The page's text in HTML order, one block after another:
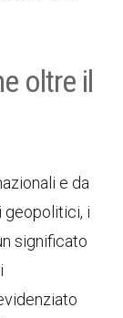
oltre il
e da
geopolitici, i
significato